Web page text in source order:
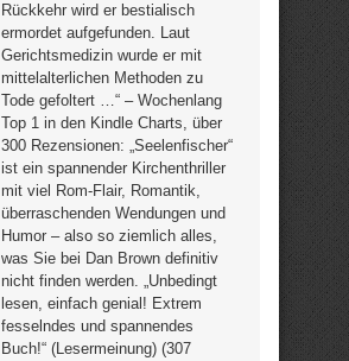
Rückkehr wird er bestialisch
ermordet aufgefunden. Laut
Gerichtsmedizin wurde er mit
mittelalterlichen Methoden zu
Tode gefoltert …“ – Wochenlang
Top 1 in den Kindle Charts, über
300 Rezensionen: „Seelenfischer“
ist ein spannender Kirchenthriller
mit viel Rom-Flair, Romantik,
überraschenden Wendungen und
Humor – also so ziemlich alles,
was Sie bei Dan Brown definitiv
nicht finden werden. „Unbedingt
lesen, einfach genial! Extrem
fesselndes und spannendes
Buch!“ (Lesermeinung) (307